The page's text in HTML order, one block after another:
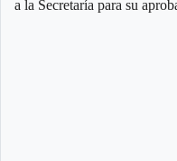
a la Secretaría para su